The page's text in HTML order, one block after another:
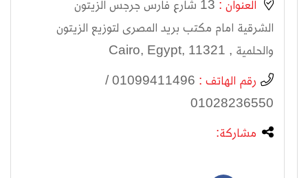
العنوان :
13 شارع فارس جرجس الزيتون
الشرقية امام مكتب بريد المصرى لتوزيع الزيتون
والحلمية , Cairo, Egypt, 11321
رقم الهاتف :
01099411496 /
01028236550
مشاركة: